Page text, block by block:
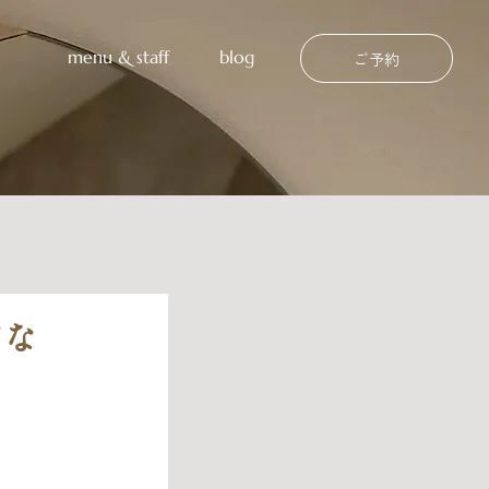
menu & staff blog ご予約